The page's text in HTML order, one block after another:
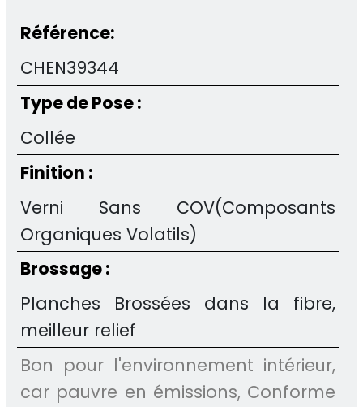
Référence:
CHEN39344
Type de Pose :
Collée
Finition :
Verni Sans COV(Composants
Organiques Volatils)
Brossage :
Planches Brossées dans la fibre,
meilleur relief
Bon pour l'environnement intérieur,
car pauvre en émissions, Conforme